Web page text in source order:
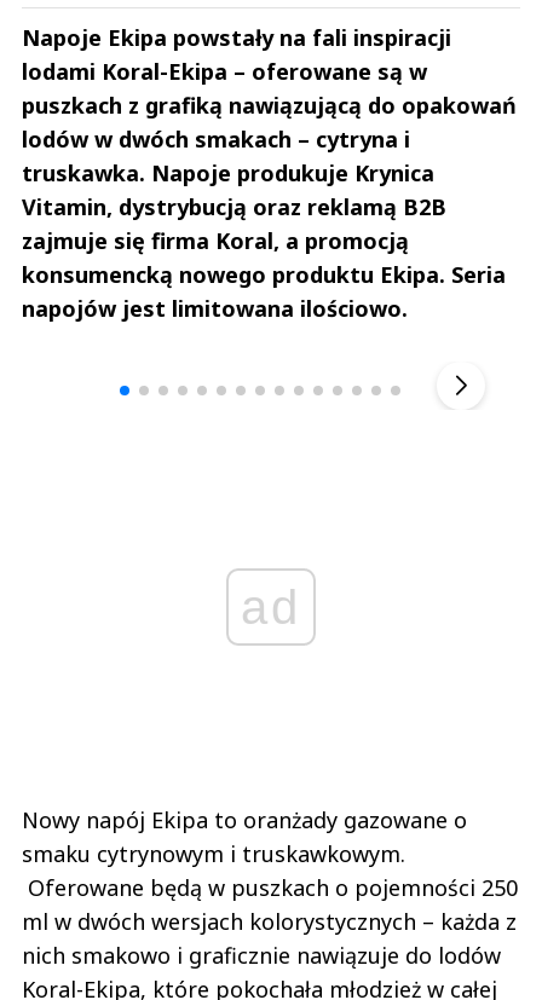
Napoje Ekipa powstały na fali inspiracji
lodami Koral-Ekipa – oferowane są w
puszkach z grafiką nawiązującą do opakowań
lodów w dwóch smakach – cytryna i
truskawka. Napoje produkuje Krynica
Vitamin, dystrybucją oraz reklamą B2B
zajmuje się firma Koral, a promocją
konsumencką nowego produktu Ekipa. Seria
napojów jest limitowana ilościowo.
ad
Nowy napój Ekipa to oranżady gazowane o
smaku cytrynowym i truskawkowym.
Oferowane będą w puszkach o pojemności 250
ml w dwóch wersjach kolorystycznych – każda z
nich smakowo i graficznie nawiązuje do lodów
Koral-Ekipa, które pokochała młodzież w całej